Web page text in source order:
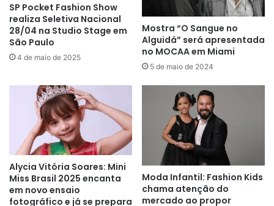
SP Pocket Fashion Show
realiza Seletiva Nacional
28/04 na Studio Stage em
São Paulo
4 de maio de 2025
Mostra “O Sangue no
Alguidá” será apresentada
no MOCAA em Miami
5 de maio de 2024
Alycia Vitória Soares: Mini
Miss Brasil 2025 encanta
em novo ensaio
fotográfico e já se prepara
Moda Infantil: Fashion Kids
chama atenção do
mercado ao propor